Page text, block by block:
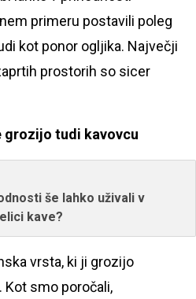
primeru postavili poleg
kot ponor ogljika. Največji
prostorih so sicer
grozijo tudi kavovcu
še lahko uživali v
kave?
vrsta, ki ji grozijo
smo poročali,